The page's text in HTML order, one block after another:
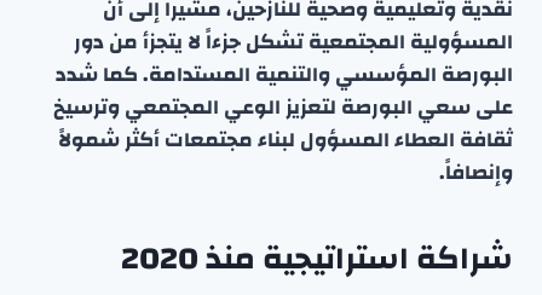
نقدية وتعليمية وصحية للنازحين، مشيراً إلى أن
المسؤولية المجتمعية تشكل جزءاً لا يتجزأ من دور
البورصة المؤسسي والتنمية المستدامة. كما شدد
على سعي البورصة لتعزيز الوعي المجتمعي وترسيخ
ثقافة العطاء المسؤول لبناء مجتمعات أكثر شمولاً
وإنصافاً.
شراكة استراتيجية منذ 2020